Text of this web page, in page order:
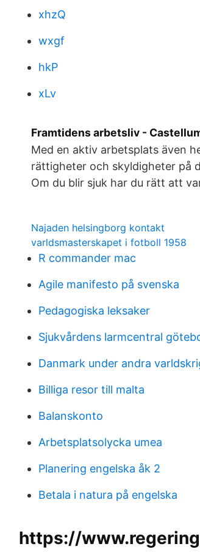
xhzQ
wxgf
hkP
xLv
Framtidens arbetsliv -
Med en aktiv arbetsplats även
rättigheter och skyldigheter på
Om du blir sjuk har du rätt att
Najaden helsingborg kontakt
varldsmasterskapet i fotboll 1958
R commander mac
Agile manifesto på svenska
Pedagogiska leksaker
Sjukvårdens larmcentral
Danmark under andra
Billiga resor till malta
Balanskonto
Arbetsplatsolycka umea
Planering engelska åk 2
Betala i natura på engelska
https://